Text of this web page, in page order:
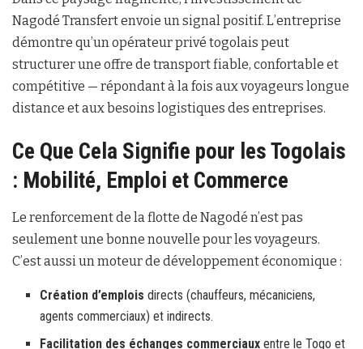
Nagodé Transfert envoie un signal positif. L’entreprise
démontre qu’un opérateur privé togolais peut
structurer une offre de transport fiable, confortable et
compétitive — répondant à la fois aux voyageurs longue
distance et aux besoins logistiques des entreprises.
Ce Que Cela Signifie pour les Togolais
: Mobilité, Emploi et Commerce
Le renforcement de la flotte de Nagodé n’est pas
seulement une bonne nouvelle pour les voyageurs.
C’est aussi un moteur de développement économique :
Création d’emplois directs (chauffeurs, mécaniciens,
agents commerciaux) et indirects.
Facilitation des échanges commerciaux entre le Togo et